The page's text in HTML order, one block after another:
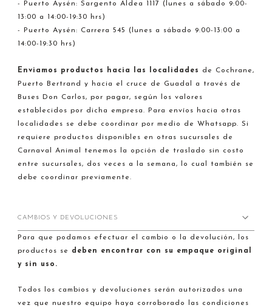
- Puerto Aysén: Sargento Aldea 1117 (lunes a sábado 9:00-
13:00 a 14:00-19:30 hrs)
- Puerto Aysén: Carrera 545 (lunes a sábado 9:00-13:00 a
14:00-19:30 hrs)
Enviamos productos hacia las localidades de Cochrane,
Puerto Bertrand y hacia el cruce de Guadal a través de
Buses Don Carlos, por pagar, según los valores
establecidos por dicha empresa. Para envíos hacia otras
localidades se debe coordinar por medio de Whatsapp. Si
requiere productos disponibles en otras sucursales de
Carnaval Animal tenemos la opción de traslado sin costo
entre sucursales, dos veces a la semana, lo cual también se
debe coordinar previamente.
CAMBIOS Y DEVOLUCIONES
Para que podamos efectuar el cambio o la devolución, los
productos se deben encontrar con su empaque original
y sin uso.
Todos los cambios y devoluciones serán autorizados una
vez que nuestro equipo haya corroborado las condiciones